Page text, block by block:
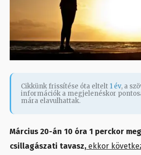
Cikkünk frissítése óta eltelt 1 év, a
információk a megjelenéskor
mára elavulhattak.
Március 20-án 10 óra 1 perckor
csillagászati tavasz, ekkor